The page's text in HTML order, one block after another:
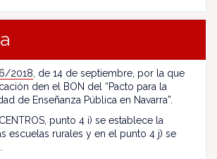
2018 , de 14 de septiembre, por la que
den el BON del “Pacto para la
de Enseñanza Pública en Navarra”.
punto 4 i) se establece la
escuelas rurales y en el punto 4 j) se